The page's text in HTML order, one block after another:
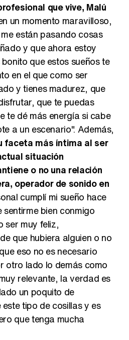
que vive, Malú
un momento maravilloso,
están pasando cosas
y que ahora estoy
que estos sueños te
en el que como ser
y tienes madurez, que
que te puedas
te dé más energía si cabe
a un escenario". Además,
faceta más íntima al ser
situación
o no una relación
operador de sonido en
cumplí mi sueño hace
bien conmigo
ser muy feliz,
que hubiera alguien o no
eso no es necesario
otro lado lo demás como
relevante, la verdad es
un poquito de
tipo de cosillas y es
que tenga mucha